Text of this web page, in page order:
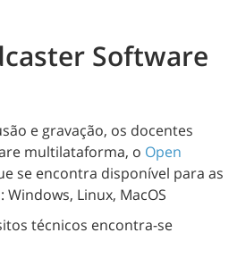
Software
e gravação, os docentes
multilataforma, o Open
se encontra disponível para as
Linux, MacOS
técnicos encontra-se